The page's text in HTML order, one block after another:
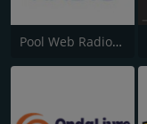
Pool Web Radio "Energia no Ar"